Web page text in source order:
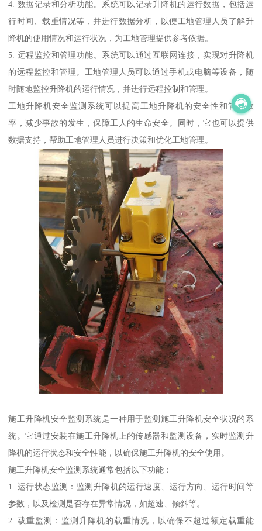
4. 数据记录和分析功能。系统可以记录升降机的运行数据，包括运
行时间、载重情况等，并进行数据分析，以便工地管理人员了解升
降机的使用情况和运行状况，为工地管理提供参考依据。
5. 远程监控和管理功能。系统可以通过互联网连接，实现对升降机
的远程监控和管理。工地管理人员可以通过手机或电脑等设备，随
时随地监控升降机的运行情况，并进行远程控制和管理。
工地升降机安全监测系统可以提高工地升降机的安全性和管理效
率，减少事故的发生，保障工人的生命安全。同时，它也可以提供
数据支持，帮助工地管理人员进行决策和优化工地管理。
施工升降机安全监测系统是一种用于监测施工升降机安全状况的系
统。它通过安装在施工升降机上的传感器和监测设备，实时监测升
降机的运行状态和安全性能，以确保施工升降机的安全使用。
施工升降机安全监测系统通常包括以下功能：
1. 运行状态监测：监测升降机的运行速度、运行方向、运行时间等
参数，以及检测是否存在异常情况，如超速、倾斜等。
2. 载重监测：监测升降机的载重情况，以确保不超过额定载重能